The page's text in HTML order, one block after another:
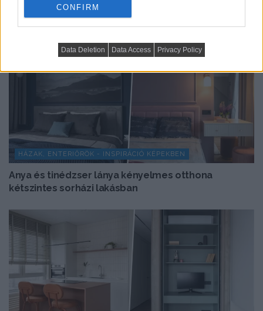
CONFIRM
Data Deletion Data Access Privacy Policy
HÁZAK, ENTERIŐRÖK - INSPIRÁCIÓ KÉPEKBEN
Anya és tinédzser lánya kényelmes otthona
kétszintes sorházi lakásban